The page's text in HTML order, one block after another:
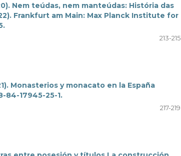
Nem teúdas, nem manteúdas: História das
Frankfurt am Main: Max Planck Institute for
213-215
Monasterios y monacato en la España
84-17945-25-1.
217-219